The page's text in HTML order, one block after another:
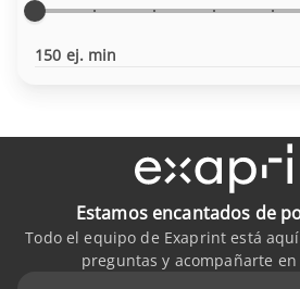
150 ej. min
Estamos encantados de
Todo el equipo de Exaprint está
preguntas y acompañarte